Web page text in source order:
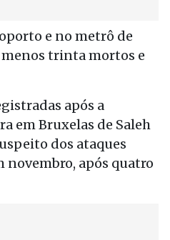
e no metrô de
trinta mortos e
após a
em Bruxelas de Saleh
dos ataques
novembro, após quatro